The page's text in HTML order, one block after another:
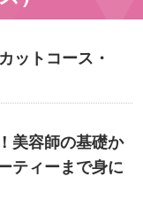
ットコース・
美容師の基礎か
ティーまで⾝に